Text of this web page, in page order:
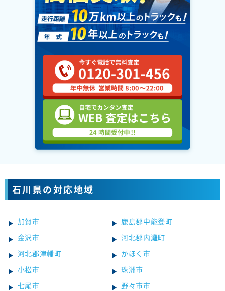
石川県の対応地域
加賀市
鹿島郡中能登町
金沢市
河北郡内灘町
河北郡津幡町
かほく市
小松市
珠洲市
七尾市
野々市市